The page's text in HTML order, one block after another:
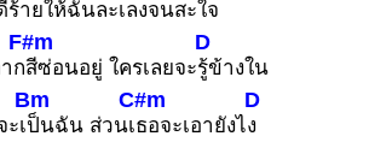
ร้ายให้ฉันละเลงจนสะใจ
ก
F#m
สีซ่อนอยู่ ใครเลยจะ
D
รู้ข้างใน
เ
Bm
ป็นฉัน ส่วนเ
C#m
ธอจะเอายังไ
D
ง